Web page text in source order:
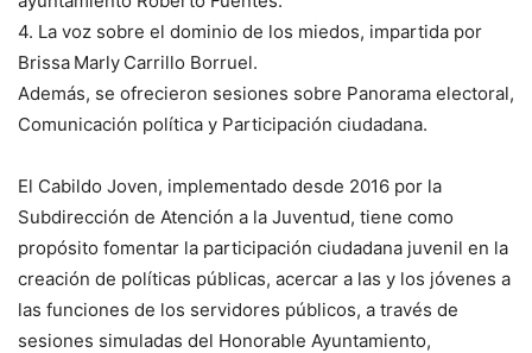
4. La voz sobre el dominio de los miedos, impartida por
Brissa Marly Carrillo Borruel.
Además, se ofrecieron sesiones sobre Panorama electoral,
Comunicación política y Participación ciudadana.
El Cabildo Joven, implementado desde 2016 por la
Subdirección de Atención a la Juventud, tiene como
propósito fomentar la participación ciudadana juvenil en la
creación de políticas públicas, acercar a las y los jóvenes a
las funciones de los servidores públicos, a través de
sesiones simuladas del Honorable Ayuntamiento,